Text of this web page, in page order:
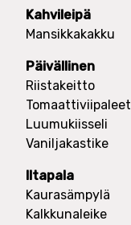
Kahvileipä
Mansikkakakku
Päivällinen
Riistakeitto
Tomaattiviipaleet
Luumukiisseli
Vaniljakastike
Iltapala
Kaurasämpylä
Kalkkunaleike